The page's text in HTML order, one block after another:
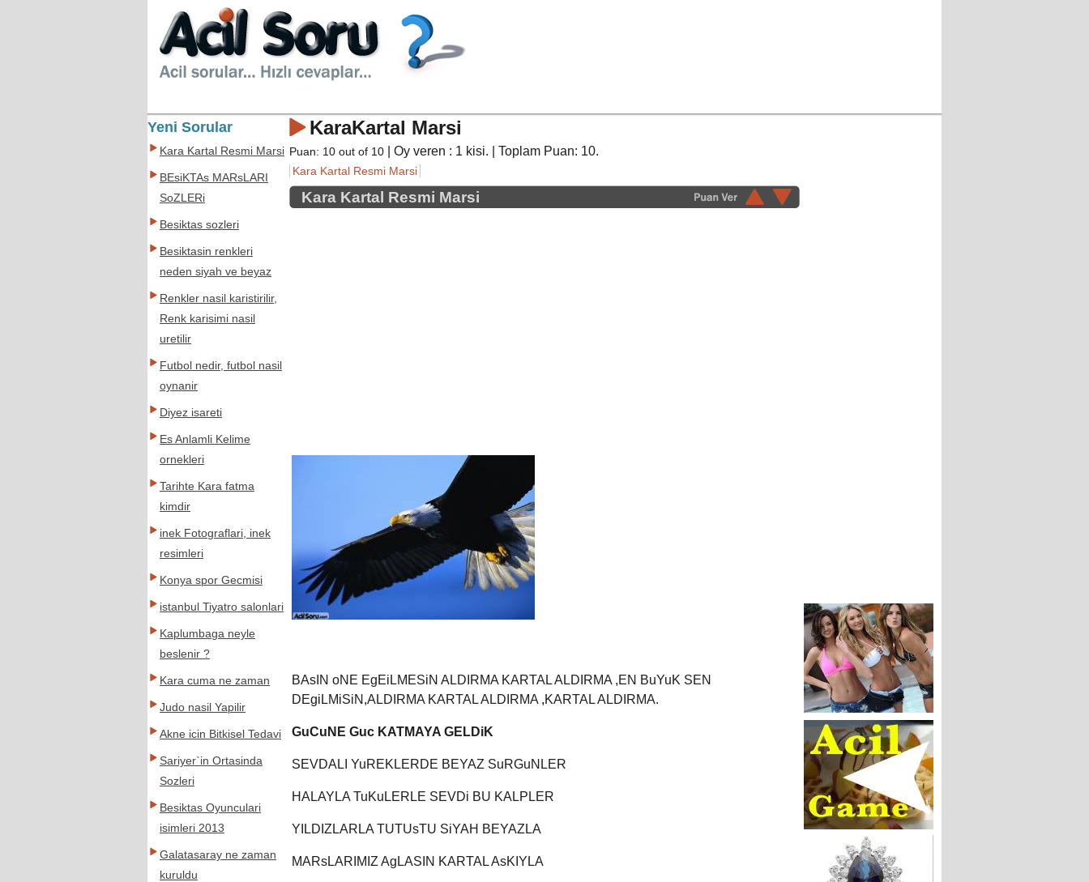
KaraKartal Marsi
Puan: 10 out of 10 | Oy veren : 1 kisi. | Toplam Puan: 10.
Kara Kartal Resmi Marsi
Kara Kartal Resmi Marsi
BAsIN oNE EgEiLMESiN ALDIRMA KARTAL ALDIRMA ,EN BuYuK SEN
DEgiLMiSiN,ALDIRMA KARTAL ALDIRMA ,KARTAL ALDIRMA.
GuCuNE Guc KATMAYA GELDiK
SEVDALI YuREKLERDE BEYAZ SuRGuNLER
HALAYLA TuKuLERLE SEVDi BU KALPLER
YILDIZLARLA TUTUsTU SiYAH BEYAZLA
MARsLARIMIZ AgLASIN KARTAL AsKIYLA
Yeni Sorular
Kara Kartal Resmi Marsi
BEsiKTAs MARsLARI
SoZLERi
Besiktas sozleri
Besiktasin renkleri
neden siyah ve beyaz
Renkler nasil karistirilir,
Renk karisimi nasil
uretilir
Futbol nedir, futbol nasil
oynanir
Diyez isareti
Es Anlamli Kelime
ornekleri
Tarihte Kara fatma
kimdir
inek Fotograflari, inek
resimleri
Konya spor Gecmisi
istanbul Tiyatro salonlari
Kaplumbaga neyle
beslenir ?
Kara cuma ne zaman
Judo nasil Yapilir
Akne icin Bitkisel Tedavi
Sariyer`in Ortasinda
Sozleri
Besiktas Oyunculari
isimleri 2013
Galatasaray ne zaman
kuruldu